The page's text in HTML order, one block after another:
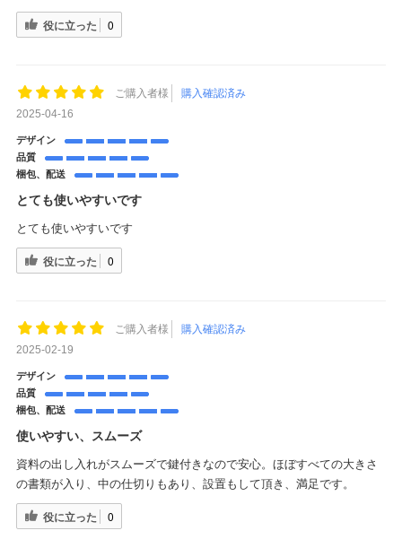
役に立った 0
ご購入者様
購入確認済み
2025-04-16
デザイン
品質
梱包、配送
とても使いやすいです
とても使いやすいです
役に立った 0
ご購入者様
購入確認済み
2025-02-19
デザイン
品質
梱包、配送
使いやすい、スムーズ
資料の出し入れがスムーズで鍵付きなので安心。ほぼすべての大きさ
の書類が入り、中の仕切りもあり、設置もして頂き、満足です。
役に立った 0